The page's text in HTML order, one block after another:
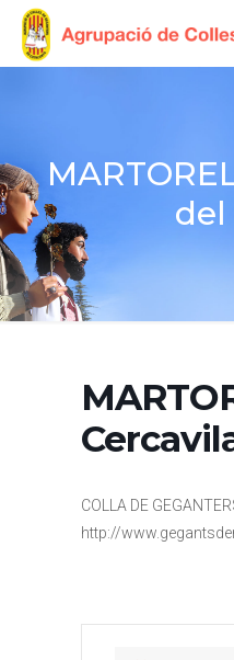
del
COLLA DE
http://